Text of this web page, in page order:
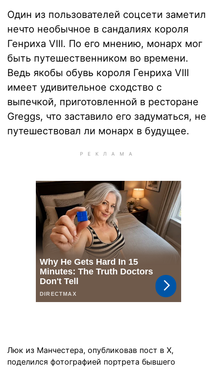
Один из пользователей соцсети заметил
нечто необычное в сандалиях короля
Генриха VIII. По его мнению, монарх мог
быть путешественником во времени.
Ведь якобы обувь короля Генриха VIII
имеет удивительное сходство с
выпечкой, приготовленной в ресторане
Greggs, что заставило его задуматься, не
путешествовал ли монарх в будущее.
Люк из Манчестера, опубликовав пост в X,
поделился фотографией портрета бывшего